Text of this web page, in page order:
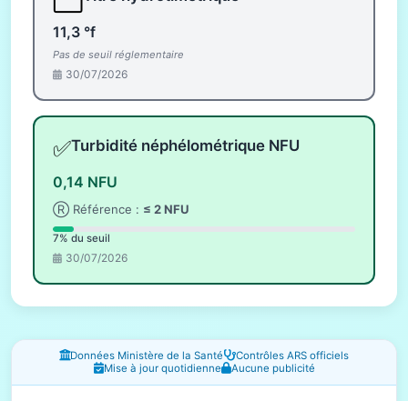
11,3 °f
Pas de seuil réglementaire
30/07/2026
✅Turbidité néphélométrique NFU
0,14 NFU
Ⓡ Référence : ≤ 2 NFU
7% du seuil
30/07/2026
Fenêtres d'information
Données Ministère de la Santé
Contrôles ARS officiels
Mise à jour quotidienne
Aucune publicité